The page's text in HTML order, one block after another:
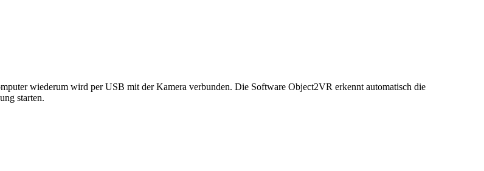
wiederum wird per USB mit der Kamera verbunden. Die Software Object2VR erkennt automatisch die
starten.